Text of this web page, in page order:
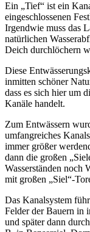
Ein „Tief“ ist ein
eingeschlossenen
Irgendwie muss das
natürlichen
Deich durchlöchern
Diese
inmitten schöner
dass es sich hier um
Kanäle handelt.
Zum Entwässern
umfangreiches
immer größer
dann die großen
Wasserständen noch
mit großen „Siel“-
Das Kanalsystem
Felder der Bauern in
und später dann